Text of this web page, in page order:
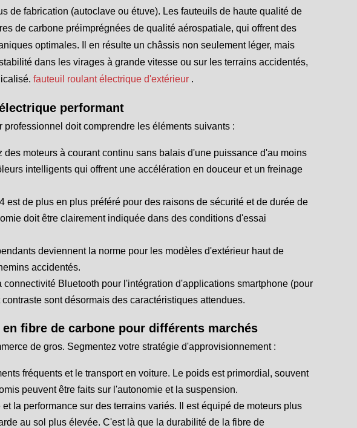
de fabrication (autoclave ou étuve). Les fauteuils de haute qualité de
de carbone préimprégnées de qualité aérospatiale, qui offrent des
optimales. Il en résulte un châssis non seulement léger, mais
dans les virages à grande vitesse ou sur les terrains accidentés,
fauteuil roulant électrique d'extérieur .
performant
doit comprendre les éléments suivants :
des moteurs à courant continu sans balais d'une puissance d'au moins
intelligents qui offrent une accélération en douceur et un freinage
est de plus en plus préféré pour des raisons de sécurité et de durée de
doit être clairement indiquée dans des conditions d'essai
deviennent la norme pour les modèles d'extérieur haut de
accidentés.
connectivité Bluetooth pour l'intégration d'applications smartphone (pour
sont désormais des caractéristiques attendues.
fibre de carbone pour différents marchés
de gros. Segmentez votre stratégie d'approvisionnement :
fréquents et le transport en voiture. Le poids est primordial, souvent
peuvent être faits sur l'autonomie et la suspension.
la performance sur des terrains variés. Il est équipé de moteurs plus
au sol plus élevée. C'est là que la durabilité de la fibre de